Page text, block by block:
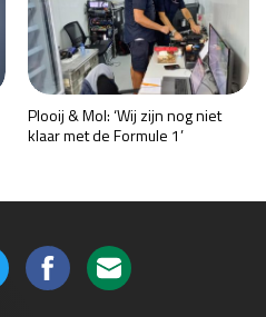
Plooij & Mol: ‘Wij zijn nog niet
klaar met de Formule 1’